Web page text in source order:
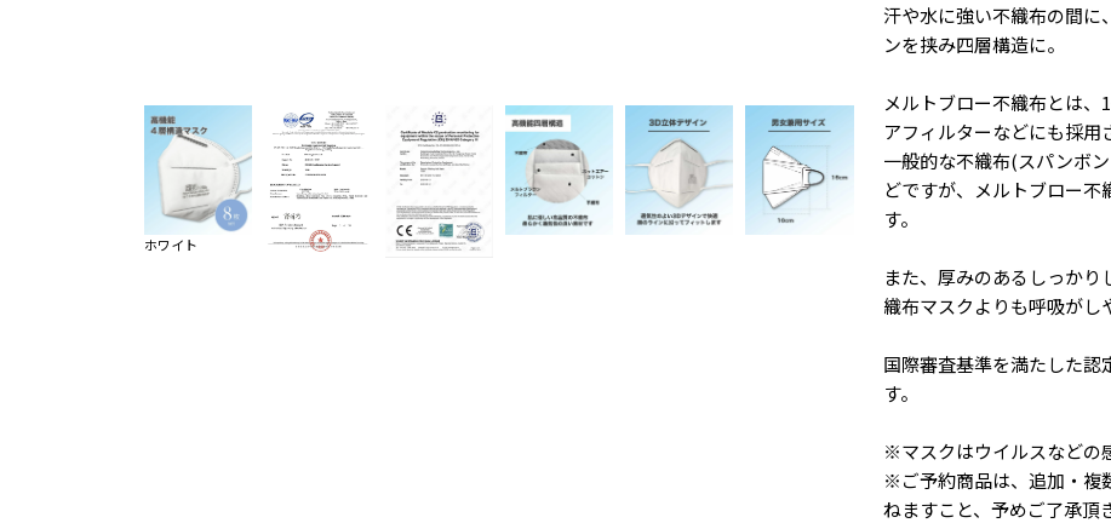
ホワイト
汗や水に強い不織布の間に
ンを挟み四層構造に。
メルトブロー不織布とは
アフィルターなどにも採用
一般的な不織布(スパンボ
どですが、メルトブロー不
す。
また、厚みのあるしっか
織布マスクよりも呼吸がし
国際審査基準を満たした認
す。
※マスクはウイルスなどの
※ご予約商品は、追加・複
ねますこと、予めご了承頂